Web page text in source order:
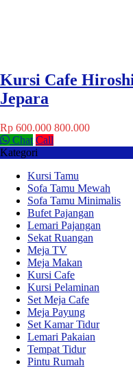
Kursi Cafe
Jepara
Rp 600.000 800.000
Chat Call
Kategori
Kursi Tamu
Sofa Tamu Mewah
Sofa Tamu Minimalis
Bufet Pajangan
Lemari Pajangan
Sekat Ruangan
Meja TV
Meja Makan
Kursi Cafe
Kursi Pelaminan
Set Meja Cafe
Meja Payung
Set Kamar Tidur
Lemari Pakaian
Tempat Tidur
Pintu Rumah